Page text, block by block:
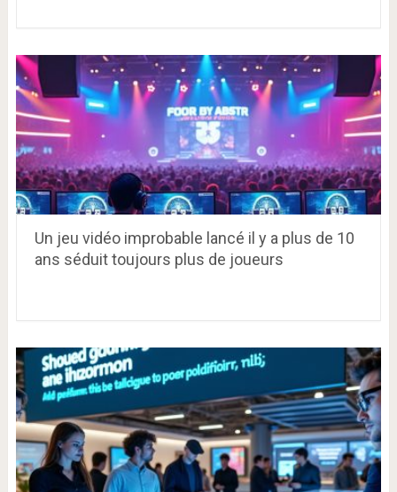
Un jeu vidéo improbable lancé il y a plus de 10
ans séduit toujours plus de joueurs